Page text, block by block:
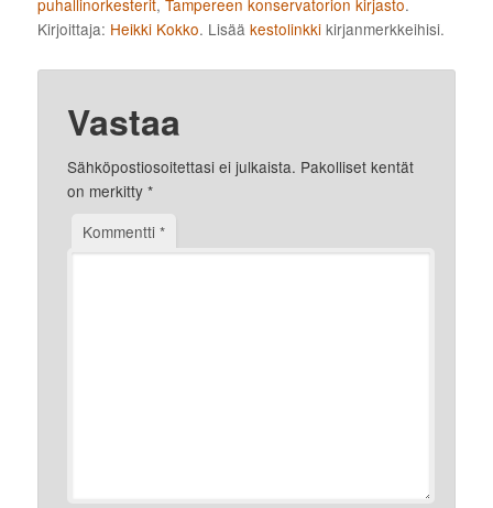
Kirjoittaja: Heikki Kokko. Lisääkestolinkki kirjanmerkkeihisi.
Vastaa
Sähköpostiosoitettasi ei julkaista. Pakolliset kentät
on merkitty*
Kommentti*